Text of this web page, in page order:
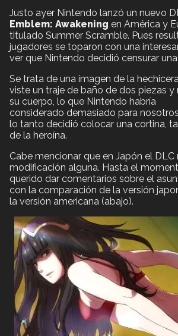
Justo ayer Nintendo lanzó un nuevo
Emblem: Awakening en América y
titulado Summer Scramble. Pues
jugadores se toparon con una
ver que Nintendo decidió censurar
Se trata de una imagen de la
viste un traje de baño de dos piezas
su cuerpo, lo que Nintendo habría
considerado demasiado para
lo tanto decidió colocar una cortina,
de la heroína.
Cabe mencionar que en Japón el
modificación alguna. Hasta el
querido dar comentarios sobre el
con la comparación de la versión
la versión americana (abajo).